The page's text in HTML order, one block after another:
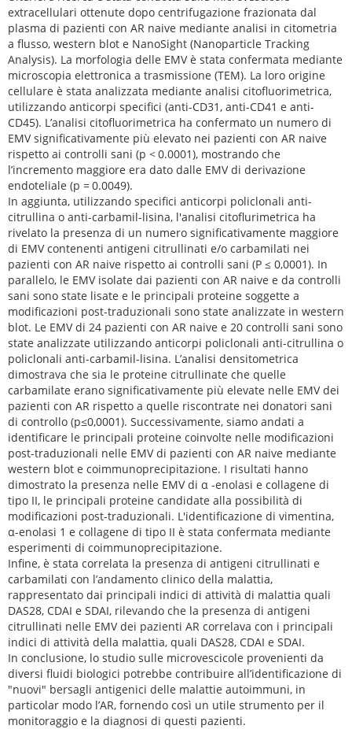
extracellulari ottenute dopo centrifugazione frazionata dal
plasma di pazienti con AR naive mediante analisi in citometria
a flusso, western blot e NanoSight (Nanoparticle Tracking
Analysis). La morfologia delle EMV è stata confermata mediante
microscopia elettronica a trasmissione (TEM). La loro origine
cellulare è stata analizzata mediante analisi citofluorimetrica,
utilizzando anticorpi specifici (anti-CD31, anti-CD41 e anti-
CD45). L’analisi citofluorimetrica ha confermato un numero di
EMV significativamente più elevato nei pazienti con AR naive
rispetto ai controlli sani (p < 0.0001), mostrando che
l’incremento maggiore era dato dalle EMV di derivazione
endoteliale (p = 0.0049).
In aggiunta, utilizzando specifici anticorpi policlonali anti-
citrullina o anti-carbamil-lisina, l'analisi citoflurimetrica ha
rivelato la presenza di un numero significativamente maggiore
di EMV contenenti antigeni citrullinati e/o carbamilati nei
pazienti con AR naive rispetto ai controlli sani (P ≤ 0,0001). In
parallelo, le EMV isolate dai pazienti con AR naive e da controlli
sani sono state lisate e le principali proteine soggette a
modificazioni post-traduzionali sono state analizzate in western
blot. Le EMV di 24 pazienti con AR naive e 20 controlli sani sono
state analizzate utilizzando anticorpi policlonali anti-citrullina o
policlonali anti-carbamil-lisina. L’analisi densitometrica
dimostrava che sia le proteine citrullinate che quelle
carbamilate erano significativamente più elevate nelle EMV dei
pazienti con AR rispetto a quelle riscontrate nei donatori sani
di controllo (p≤0,0001). Successivamente, siamo andati a
identificare le principali proteine coinvolte nelle modificazioni
post-traduzionali nelle EMV di pazienti con AR naive mediante
western blot e coimmunoprecipitazione. I risultati hanno
dimostrato la presenza nelle EMV di α -enolasi e collagene di
tipo II, le principali proteine candidate alla possibilità di
modificazioni post-traduzionali. L'identificazione di vimentina,
α-enolasi 1 e collagene di tipo II è stata confermata mediante
esperimenti di coimmunoprecipitazione.
Infine, è stata correlata la presenza di antigeni citrullinati e
carbamilati con l’andamento clinico della malattia,
rappresentato dai principali indici di attività di malattia quali
DAS28, CDAI e SDAI, rilevando che la presenza di antigeni
citrullinati nelle EMV dei pazienti AR correlava con i principali
indici di attività della malattia, quali DAS28, CDAI e SDAI.
In conclusione, lo studio sulle microvescicole provenienti da
diversi fluidi biologici potrebbe contribuire all’identificazione di
"nuovi" bersagli antigenici delle malattie autoimmuni, in
particolar modo l’AR, fornendo così un utile strumento per il
monitoraggio e la diagnosi di questi pazienti.